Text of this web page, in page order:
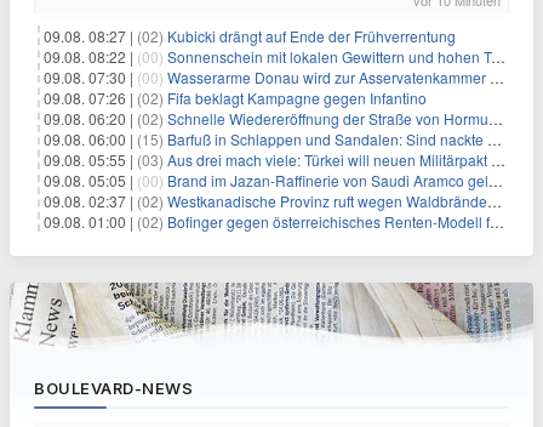
09.08. 08:27 | (02) Kubicki drängt auf Ende der Frühverrentung
09.08. 08:22 | (00) Sonnenschein mit lokalen Gewittern und hohen Temperaturen
09.08. 07:30 | (00) Wasserarme Donau wird zur Asservatenkammer der Geschichte
09.08. 07:26 | (02) Fifa beklagt Kampagne gegen Infantino
09.08. 06:20 | (02) Schnelle Wiedereröffnung der Straße von Hormus ungewiss
09.08. 06:00 | (15) Barfuß in Schlappen und Sandalen: Sind nackte Füße eklig?
09.08. 05:55 | (03) Aus drei mach viele: Türkei will neuen Militärpakt erweitern
09.08. 05:05 | (00) Brand im Jazan-Raffinerie von Saudi Aramco gelöscht: Auswirkungen auf die Energiemärkte
09.08. 02:37 | (02) Westkanadische Provinz ruft wegen Waldbränden Notstand aus
09.08. 01:00 | (02) Bofinger gegen österreichisches Renten-Modell für Schwerarbeiter
BOULEVARD-NEWS